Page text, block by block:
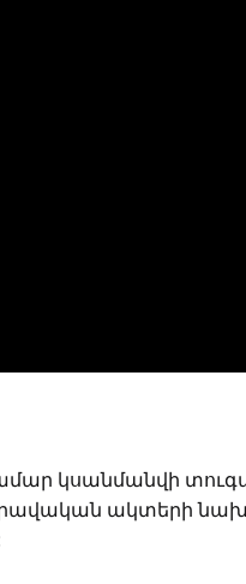
կսանմանվի
ակտերի